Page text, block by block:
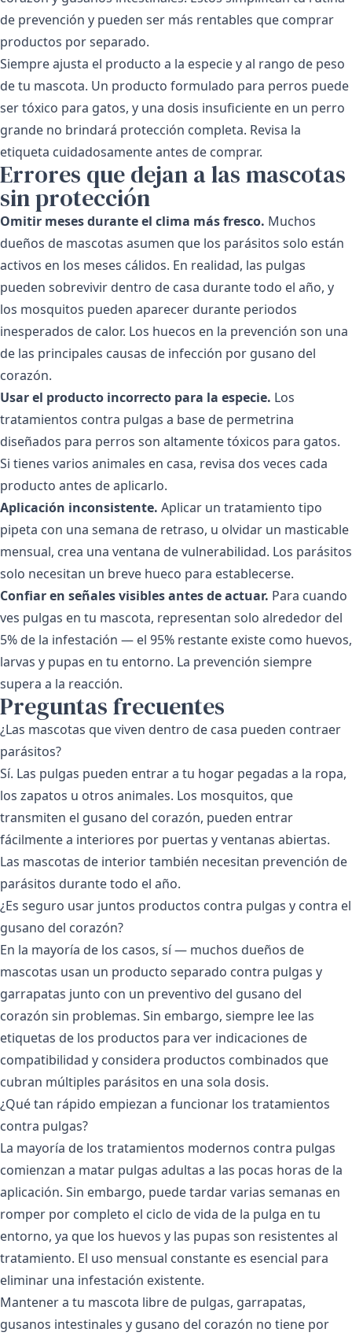
de prevención y pueden ser más rentables que comprar
productos por separado.
Siempre ajusta el producto a la especie y al rango de peso
de tu mascota. Un producto formulado para perros puede
ser tóxico para gatos, y una dosis insuficiente en un perro
grande no brindará protección completa. Revisa la
etiqueta cuidadosamente antes de comprar.
Errores que dejan a las mascotas
sin protección
Omitir meses durante el clima más fresco. Muchos
dueños de mascotas asumen que los parásitos solo están
activos en los meses cálidos. En realidad, las pulgas
pueden sobrevivir dentro de casa durante todo el año, y
los mosquitos pueden aparecer durante periodos
inesperados de calor. Los huecos en la prevención son una
de las principales causas de infección por gusano del
corazón.
Usar el producto incorrecto para la especie. Los
tratamientos contra pulgas a base de permetrina
diseñados para perros son altamente tóxicos para gatos.
Si tienes varios animales en casa, revisa dos veces cada
producto antes de aplicarlo.
Aplicación inconsistente. Aplicar un tratamiento tipo
pipeta con una semana de retraso, u olvidar un masticable
mensual, crea una ventana de vulnerabilidad. Los parásitos
solo necesitan un breve hueco para establecerse.
Confiar en señales visibles antes de actuar. Para cuando
ves pulgas en tu mascota, representan solo alrededor del
5% de la infestación — el 95% restante existe como huevos,
larvas y pupas en tu entorno. La prevención siempre
supera a la reacción.
Preguntas frecuentes
¿Las mascotas que viven dentro de casa pueden contraer
parásitos?
Sí. Las pulgas pueden entrar a tu hogar pegadas a la ropa,
los zapatos u otros animales. Los mosquitos, que
transmiten el gusano del corazón, pueden entrar
fácilmente a interiores por puertas y ventanas abiertas.
Las mascotas de interior también necesitan prevención de
parásitos durante todo el año.
¿Es seguro usar juntos productos contra pulgas y contra el
gusano del corazón?
En la mayoría de los casos, sí — muchos dueños de
mascotas usan un producto separado contra pulgas y
garrapatas junto con un preventivo del gusano del
corazón sin problemas. Sin embargo, siempre lee las
etiquetas de los productos para ver indicaciones de
compatibilidad y considera productos combinados que
cubran múltiples parásitos en una sola dosis.
¿Qué tan rápido empiezan a funcionar los tratamientos
contra pulgas?
La mayoría de los tratamientos modernos contra pulgas
comienzan a matar pulgas adultas a las pocas horas de la
aplicación. Sin embargo, puede tardar varias semanas en
romper por completo el ciclo de vida de la pulga en tu
entorno, ya que los huevos y las pupas son resistentes al
tratamiento. El uso mensual constante es esencial para
eliminar una infestación existente.
Mantener a tu mascota libre de pulgas, garrapatas,
gusanos intestinales y gusano del corazón no tiene por